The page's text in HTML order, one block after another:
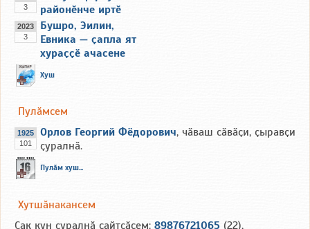
3
районӗнче иртӗ
2023
3
Бушро, Эилин,
Евника — ҫапла ят
хураҫҫӗ ачасене
Хуш
Пулӑмсем
1925
101
Орлов Георгий Фёдорович, чӑваш сӑвӑҫи, ҫыравҫи
ҫуралнӑ.
Пулӑм хуш...
Хутшӑнакансем
Ҫак кун ҫуралнӑ сайтҫӑсем: 89876721065 (22),